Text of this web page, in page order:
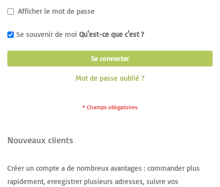
Afficher le mot de passe
Se souvenir de moi Qu'est-ce que c'est ?
Se connecter
Mot de passe oublié ?
Nouveaux clients
Créer un compte a de nombreux avantages : commander plus
rapidement, enregistrer plusieurs adresses, suivre vos